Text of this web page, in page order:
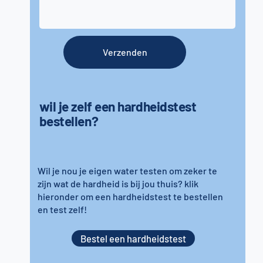
wil je zelf een hardheidstest
bestellen?
Wil je nou je eigen water testen om zeker te
zijn wat de hardheid is bij jou thuis? klik
hieronder om een hardheidstest te bestellen
en test zelf!
Verzenden
Bestel een hardheidstest